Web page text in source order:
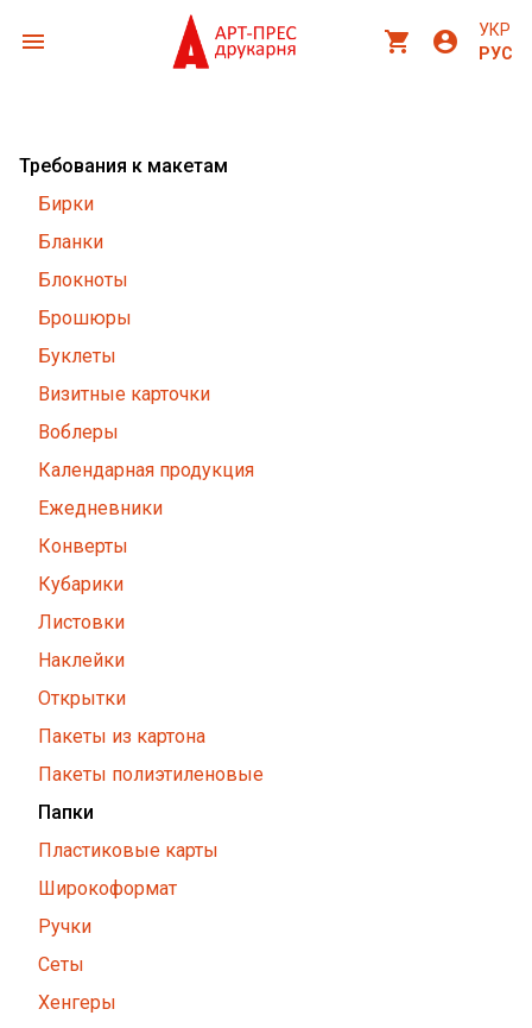
menu shopping_cart account_circle
УКР
РУС
Требования к макетам
Бирки
Бланки
Блокноты
Брошюры
Буклеты
Визитные карточки
Воблеры
Календарная продукция
Ежедневники
Конверты
Кубарики
Листовки
Наклейки
Открытки
Пакеты из картона
Пакеты полиэтиленовые
Папки
Пластиковые карты
Широкоформат
Ручки
Сеты
Хенгеры